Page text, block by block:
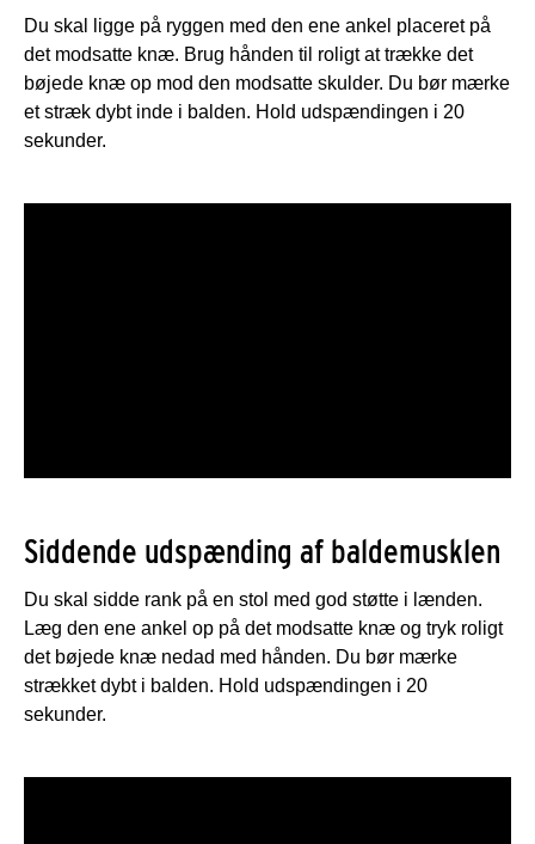
Du skal ligge på ryggen med den ene ankel placeret på
det modsatte knæ. Brug hånden til roligt at trække det
bøjede knæ op mod den modsatte skulder. Du bør mærke
et stræk dybt inde i balden. Hold udspændingen i 20
sekunder.
Siddende udspænding af baldemusklen
Du skal sidde rank på en stol med god støtte i lænden.
Læg den ene ankel op på det modsatte knæ og tryk roligt
det bøjede knæ nedad med hånden. Du bør mærke
strækket dybt i balden. Hold udspændingen i 20
sekunder.